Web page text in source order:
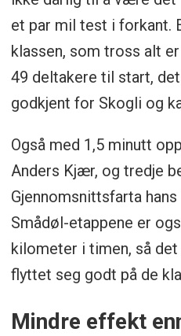
et par mil test i forkant.
klassen, som tross alt
49 deltakere til start,
godkjent for Skogli og
Også med 1,5 minutt
Anders Kjær, og tredje
Gjennomsnittsfarta
Smådøl-etappene er
kilometer i timen, så
flyttet seg godt på de
Mindre effekt